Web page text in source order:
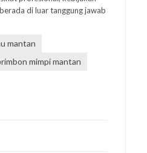
di luar tanggung jawab
mantan
mimpi mantan